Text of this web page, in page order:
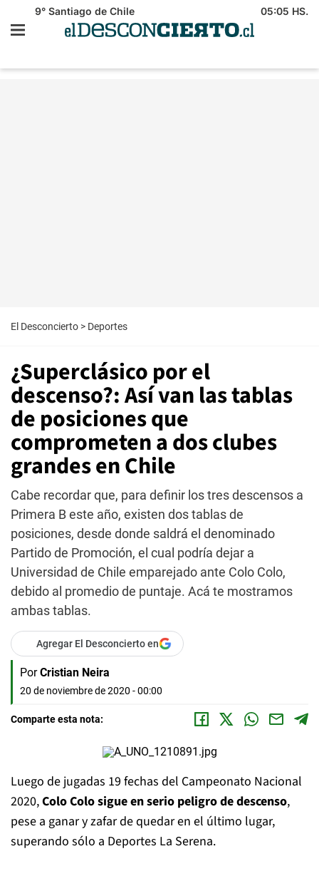
9° Santiago de Chile 05:05 HS.
El Desconcierto > Deportes
¿Superclásico por el
descenso?: Así van las tablas
de posiciones que
comprometen a dos clubes
grandes en Chile
Cabe recordar que, para definir los tres descensos a
Primera B este año, existen dos tablas de
posiciones, desde donde saldrá el denominado
Partido de Promoción, el cual podría dejar a
Universidad de Chile emparejado ante Colo Colo,
debido al promedio de puntaje. Acá te mostramos
ambas tablas.
Agregar El Desconcierto en
Por Cristian Neira
20 de noviembre de 2020 - 00:00
Comparte esta nota:
Luego de jugadas 19 fechas del Campeonato Nacional
2020,Colo Colo sigue en serio peligro de descenso,
pese a ganar y zafar de quedar en el último lugar,
superando sólo a Deportes La Serena.